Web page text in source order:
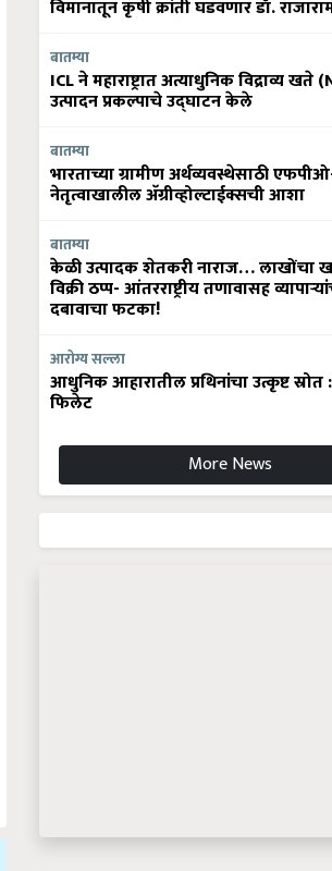
विमानातून कृषी क्रांती घडवणार डॉ. राजाराम
बातम्या
ICL ने महाराष्ट्रात अत्याधुनिक विद्राव्य खते
उत्पादन प्रकल्पाचे उद्घाटन केले
बातम्या
भारताच्या ग्रामीण अर्थव्यवस्थेसाठी
नेतृत्वाखालील अ‍ॅग्रीव्होल्टाईक्सची आशा
बातम्या
केळी उत्पादक शेतकरी नाराज… लाखोंचा
विक्री ठप्प- आंतरराष्ट्रीय तणावासह
दबावाचा फटका!
आरोग्य सल्ला
आधुनिक आहारातील प्रथिनांचा उत्कृष्ट
फिलेट
More News